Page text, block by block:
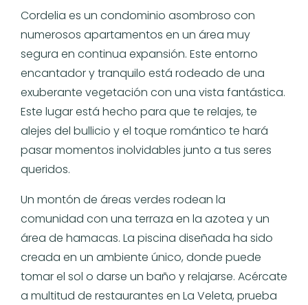
Cordelia es un condominio asombroso con
numerosos apartamentos en un área muy
segura en continua expansión. Este entorno
encantador y tranquilo está rodeado de una
exuberante vegetación con una vista fantástica.
Este lugar está hecho para que te relajes, te
alejes del bullicio y el toque romántico te hará
pasar momentos inolvidables junto a tus seres
queridos.
Un montón de áreas verdes rodean la
comunidad con una terraza en la azotea y un
área de hamacas. La piscina diseñada ha sido
creada en un ambiente único, donde puede
tomar el sol o darse un baño y relajarse. Acércate
a multitud de restaurantes en La Veleta, prueba